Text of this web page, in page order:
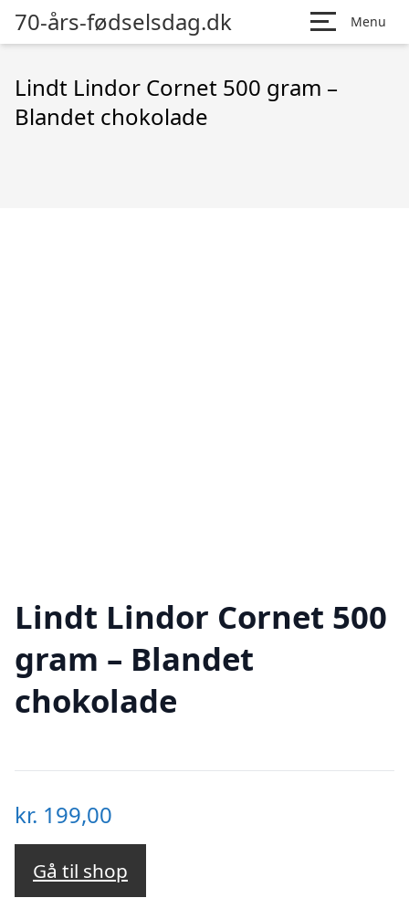
70-års-fødselsdag.dk Menu
Lindt Lindor Cornet 500 gram –
Blandet chokolade
Lindt Lindor Cornet 500
gram – Blandet
chokolade
kr. 199,00
Gå til shop